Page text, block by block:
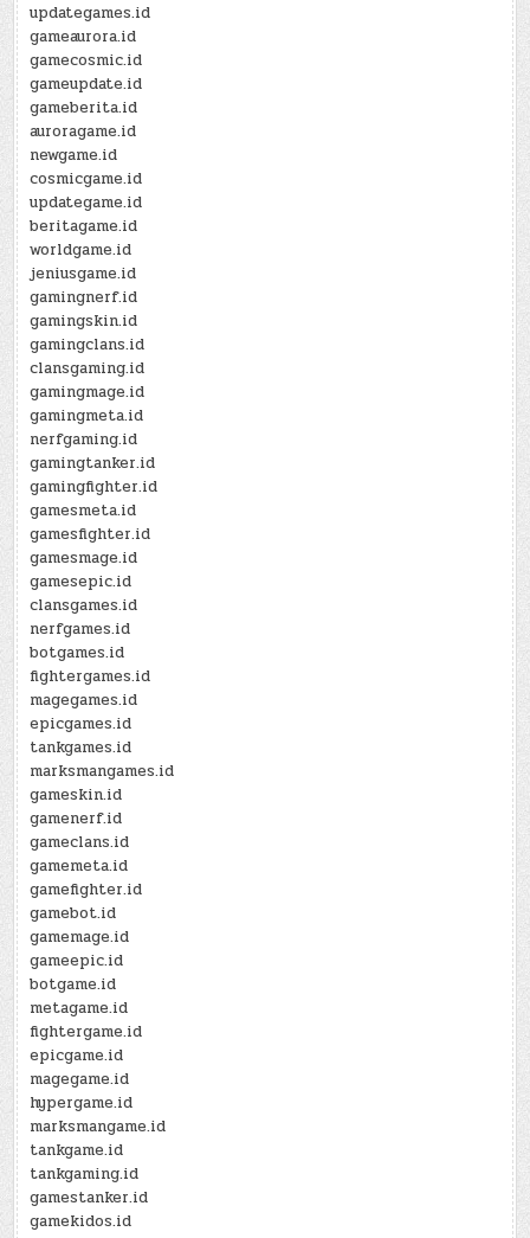
updategames.id
gameaurora.id
gamecosmic.id
gameupdate.id
gameberita.id
auroragame.id
newgame.id
cosmicgame.id
updategame.id
beritagame.id
worldgame.id
jeniusgame.id
gamingnerf.id
gamingskin.id
gamingclans.id
clansgaming.id
gamingmage.id
gamingmeta.id
nerfgaming.id
gamingtanker.id
gamingfighter.id
gamesmeta.id
gamesfighter.id
gamesmage.id
gamesepic.id
clansgames.id
nerfgames.id
botgames.id
fightergames.id
magegames.id
epicgames.id
tankgames.id
marksmangames.id
gameskin.id
gamenerf.id
gameclans.id
gamemeta.id
gamefighter.id
gamebot.id
gamemage.id
gameepic.id
botgame.id
metagame.id
fightergame.id
epicgame.id
magegame.id
hypergame.id
marksmangame.id
tankgame.id
tankgaming.id
gamestanker.id
gamekidos.id